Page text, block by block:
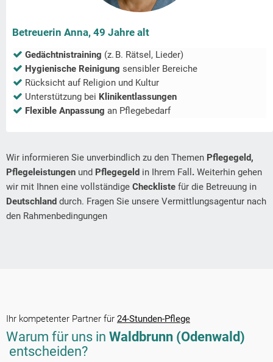
Betreuerin Anna, 49 Jahre alt
Gedächtnistraining (z. B. Rätsel, Lieder)
Hygienische Reinigung sensibler Bereiche
Rücksicht auf Religion und Kultur
Unterstützung bei Klinikentlassungen
Flexible Anpassung an Pflegebedarf
Wir informieren Sie unverbindlich zu den Themen Pflegegeld,
Pflegeleistungen und Pflegegeld in Ihrem Fall . Weiterhin gehen
wir mit Ihnen eine vollständige Checkliste für die Betreuung in
Deutschland durch. Fragen Sie unsere Vermittlungsagentur nach
den Rahmenbedingungen
Ihr kompetenter Partner für 24-Stunden-Pflege
Warum für uns in Waldbrunn (Odenwald)
entscheiden?